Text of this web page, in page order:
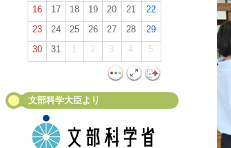
16
17 18 19 20 21
22
23
24 25 26 27 28
29
30
31 1 2 3 4 5
文部科学大臣より